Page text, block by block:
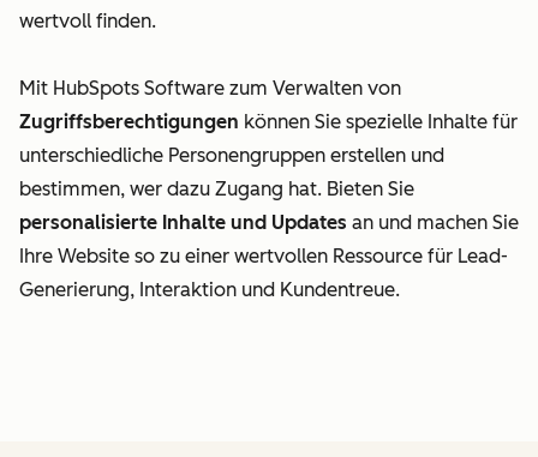
wertvoll finden.
Mit HubSpots Software zum Verwalten von
Zugriffsberechtigungen können Sie spezielle Inhalte für
unterschiedliche Personengruppen erstellen und
bestimmen, wer dazu Zugang hat. Bieten Sie
personalisierte Inhalte und Updates an und machen Sie
Ihre Website so zu einer wertvollen Ressource für Lead-
Generierung, Interaktion und Kundentreue.